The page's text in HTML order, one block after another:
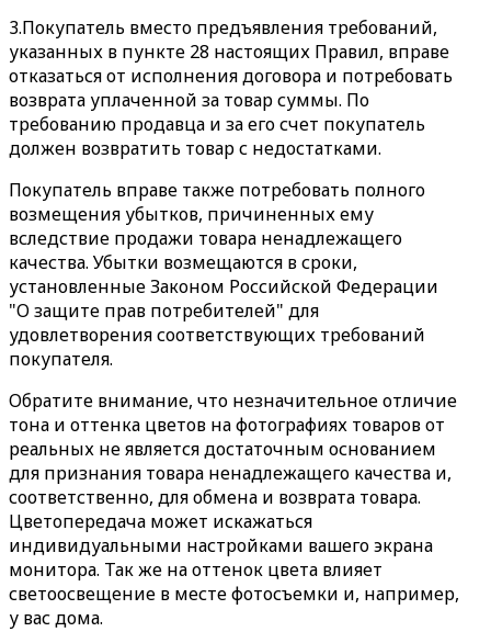
3.Покупатель вместо предъявления требований,
указанных в пункте 28 настоящих Правил, вправе
отказаться от исполнения договора и потребовать
возврата уплаченной за товар суммы. По
требованию продавца и за его счет покупатель
должен возвратить товар с недостатками.
Покупатель вправе также потребовать полного
возмещения убытков, причиненных ему
вследствие продажи товара ненадлежащего
качества. Убытки возмещаются в сроки,
установленные Законом Российской Федерации
"О защите прав потребителей" для
удовлетворения соответствующих требований
покупателя.
Обратите внимание, что незначительное отличие
тона и оттенка цветов на фотографиях товаров от
реальных не является достаточным основанием
для признания товара ненадлежащего качества и,
соответственно, для обмена и возврата товара.
Цветопередача может искажаться
индивидуальными настройками вашего экрана
монитора. Так же на оттенок цвета влияет
светоосвещение в месте фотосъемки и, например,
у вас дома.